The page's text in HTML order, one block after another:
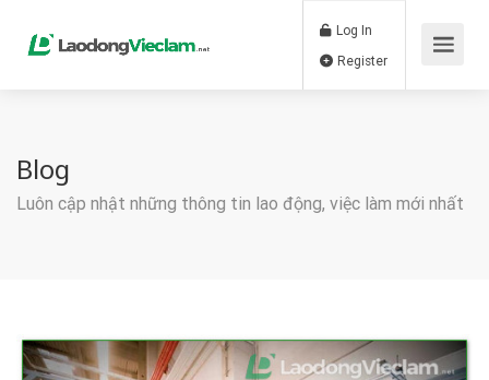
Log In
Blog
Luôn cập nhật những thông tin lao động, việc làm mới nhất